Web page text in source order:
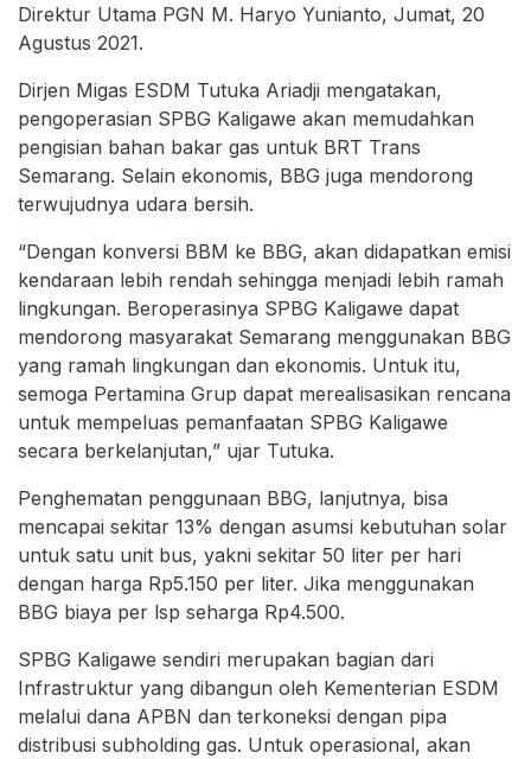
Direktur Utama PGN M. Haryo Yunianto, Jumat, 20
Agustus 2021.
Dirjen Migas ESDM Tutuka Ariadji mengatakan,
pengoperasian SPBG Kaligawe akan memudahkan
pengisian bahan bakar gas untuk BRT Trans
Semarang. Selain ekonomis, BBG juga mendorong
terwujudnya udara bersih.
“Dengan konversi BBM ke BBG, akan didapatkan emisi
kendaraan lebih rendah sehingga menjadi lebih ramah
lingkungan. Beroperasinya SPBG Kaligawe dapat
mendorong masyarakat Semarang menggunakan BBG
yang ramah lingkungan dan ekonomis. Untuk itu,
semoga Pertamina Grup dapat merealisasikan rencana
untuk mempeluas pemanfaatan SPBG Kaligawe
secara berkelanjutan,” ujar Tutuka.
Penghematan penggunaan BBG, lanjutnya, bisa
mencapai sekitar 13% dengan asumsi kebutuhan solar
untuk satu unit bus, yakni sekitar 50 liter per hari
dengan harga Rp5.150 per liter. Jika menggunakan
BBG biaya per lsp seharga Rp4.500.
SPBG Kaligawe sendiri merupakan bagian dari
Infrastruktur yang dibangun oleh Kementerian ESDM
melalui dana APBN dan terkoneksi dengan pipa
distribusi subholding gas. Untuk operasional, akan